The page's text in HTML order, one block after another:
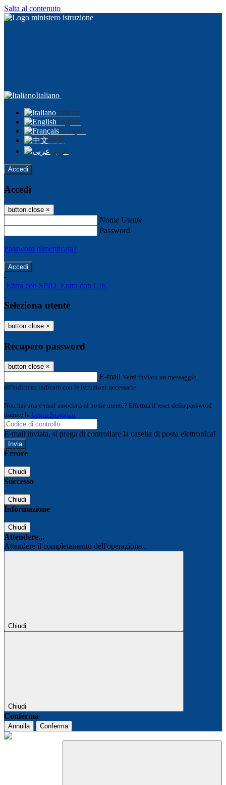
Salta al contenuto
Italiano
Italiano
English
Français
中文
عربى
Accedi
Accedi
button close ×
Nome Utente
Password
Password dimenticata?
-
Entra con SPID Entra con CIE
Seleziona utente
button close ×
Recupero password
button close ×
E-mail Verrà inviato un messaggio
all'indirizzo indicato con le istruzioni necessarie.
Non hai una e-mail associata al nome utente? Effettua il reset della password
tramite la Login Spaggiari
E-mail inviata, si prega di controllare la casella di posta elettronica!
Errore
Chiudi
Successo
Chiudi
Informazione
Chiudi
Attendere...
Attendere il completamento dell'operazione...
Chiudi
Chiudi
Conferma
Annulla Conferma